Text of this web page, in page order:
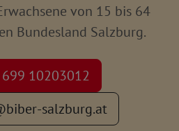
von 15 bis 64
Bundesland Salzburg.
10203012
salzburg.at